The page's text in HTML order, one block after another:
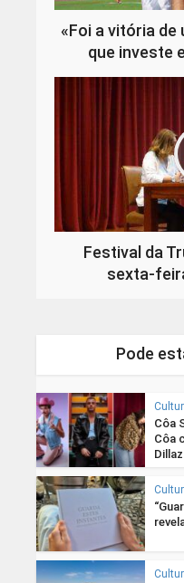
«Foi a vitória
que investe
Festival da
sexta-
Pode
Côa
Côa